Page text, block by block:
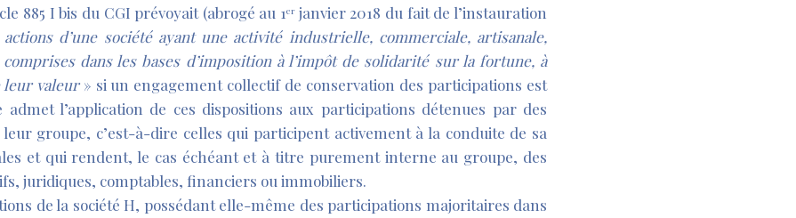
885 I bis du CGI prévoyait (abrogé au 1erjanvier 2018 du fait de l’instauration
d’une société ayant une activité industrielle, commerciale, artisanale,
dans les bases d’imposition à l’impôt de solidarité sur la fortune, à
leur valeur» si un engagement collectif de conservation des participations est
l’application de ces dispositions aux participations détenues par des
groupe, c’est-à-dire celles qui participent activement à la conduite de sa
et qui rendent, le cas échéant et à titre purement interne au groupe, des
juridiques, comptables, financiers ou immobiliers.
de la société H, possédant elle-même des participations majoritaires dans